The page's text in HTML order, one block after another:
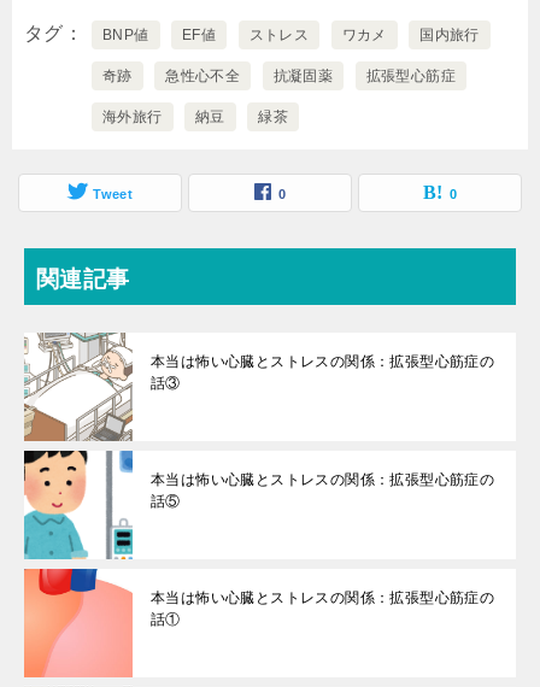
タグ BNP値 EF値 ストレス ワカメ 国内旅行
奇跡 急性心不全 抗凝固薬 拡張型心筋症
海外旅行 納豆 緑茶
Tweet 0 0
関連記事
本当は怖い心臓とストレスの関係：拡張型心筋症の
話③
本当は怖い心臓とストレスの関係：拡張型心筋症の
話⑤
本当は怖い心臓とストレスの関係：拡張型心筋症の
話①